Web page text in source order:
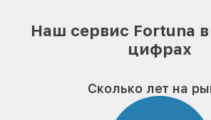
Наш сервис Fortuna
цифрах
Сколько лет на